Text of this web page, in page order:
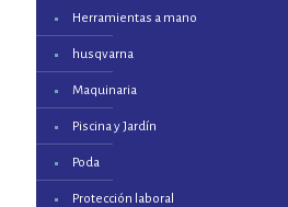
Herramientas a mano
husqvarna
Maquinaria
Piscina y Jardín
Poda
Protección laboral